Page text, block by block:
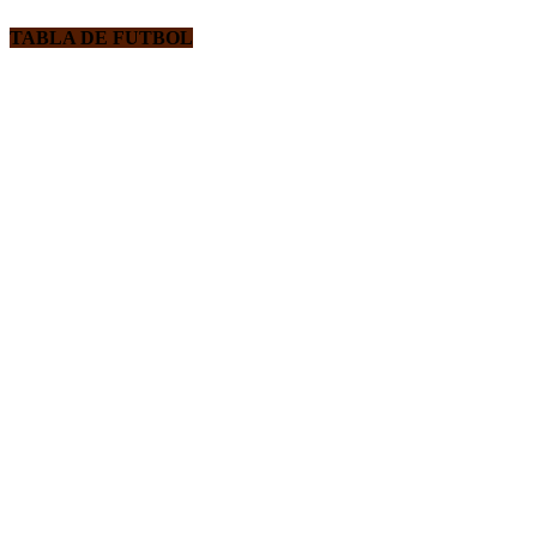
TABLA DE FUTBOL